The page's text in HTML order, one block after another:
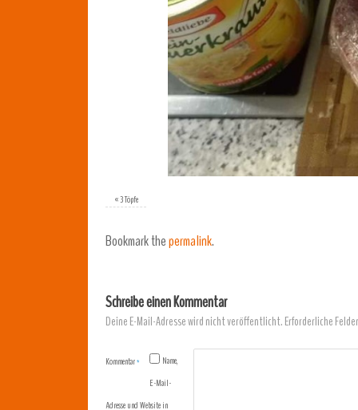
«3 Töpfe
Bookmark thepermalink.
Schreibe einen Kommentar
Deine E-Mail-Adresse wird nicht veröffentlicht.Erforderliche
Kommentar*
Name,
E-Mail-
Adresse und Website in